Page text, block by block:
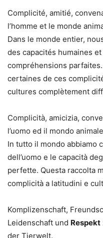
Complicité, amitié,
l’homme et le monde
Dans le monde entier,
des capacités humaines
compréhensions
certaines de ces
cultures complètement
Complicità, amicizia,
l’uomo ed il mondo
In tutto il mondo abbiamo
dell’uomo e le capacità
perfette. Questa raccolta
complicità a latitudini e
Komplizenschaft,
Leidenschaft und Respekt
der Tierwelt.